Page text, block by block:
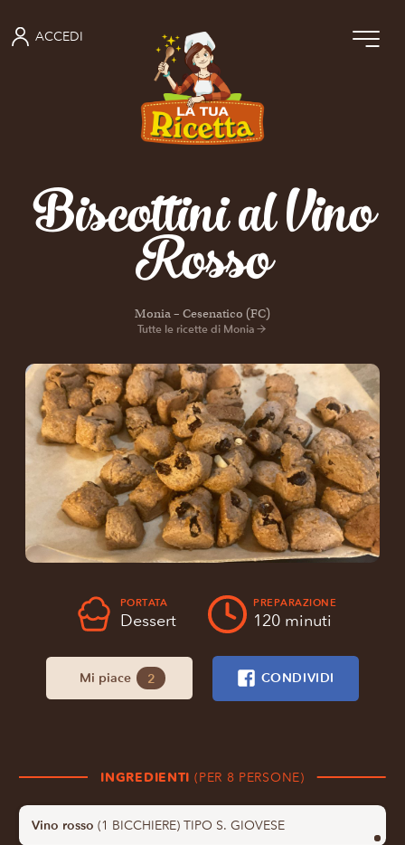
ACCEDI
Biscottini al Vino
Rosso
Monia – Cesenatico (FC)
Tutte le ricette di Monia
PORTATA
Dessert
PREPARAZIONE
120 minuti
Mi piace 2 CONDIVIDI
INGREDIENTI (PER 8 PERSONE)
Vino rosso (1 BICCHIERE) TIPO S. GIOVESE